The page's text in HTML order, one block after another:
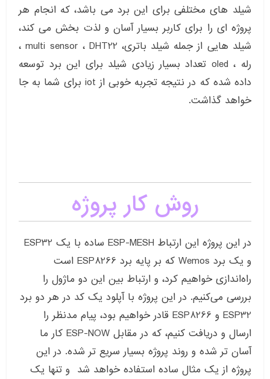
شیلد های مختلفی برای این برد می باشد، که انجام هر
پروژه ای را برای کاربر بسیار آسان و لذت بخش می کند،
شیلد هایی از جمله شیلد باتری، multi sensor ، DHT22 ،
رله ، oled تعداد بسیار زیادی شیلد برای این برد توسعه
داده شده که در نتیجه تجربه خوبی از iot برای شما به جا
خواهد گذاشت.
روش کار پروژه
در این پروژه این ارتباط ESP-MESH ساده با یک ESP32
و یک برد Wemos که بر پایه برد ESP8266 است
راه‌اندازی خواهیم کرد، و ارتباط بین این دو ماژول را
بررسی می‌کنیم. در این پروژه با آپلود یک کد در هر دو برد
ESP32 و ESP8266 قادر خواهیم بود، پیام مدنظر را
ارسال و دریافت کنیم، که در مقابل ESP-NOW کار ما
آسان تر شده و روند پروژه بسیار سریع تر شده. در این
پروژه از یک مثال ساده استفاده خواهد شد و تنها یک